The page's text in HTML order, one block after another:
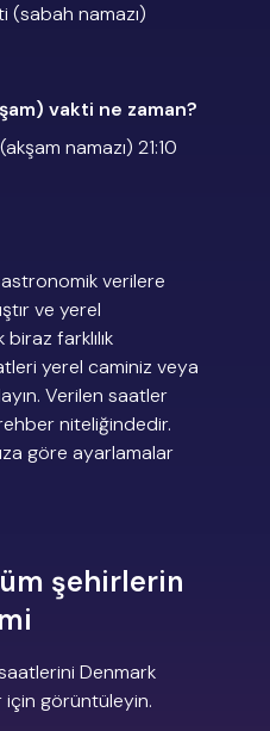
(sabah namazı)
vakti ne zaman?
namazı) 21:10
verilere
ve yerel
farklılık
yerel caminiz veya
Verilen saatler
niteliğindedir.
göre ayarlamalar
şehirlerin
Denmark
görüntüleyin.